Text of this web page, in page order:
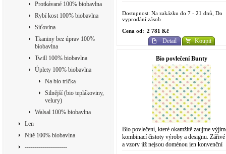
Protkávané 100% biobavlna
Rybí kost 100% biobavlna
Síťovina
Tkaniny bez úprav 100%
biobavlna
Twill 100% biobavlna
Úplety 100% biobavlna
Na bio trička
Silnější (bio teplákoviny,
velury)
Walsal 100% biobavlna
Len
Nitě 100% biobavlna
---------------------
propracovaného...
Dostupnost: Na zakázku do 7 - 21 dnů, Do
vyprodání zásob
Cena od: 2 781 Kč
Detail Koupit
Bio povlečení Bunty
Bio povlečení, které okamžitě zaujme
kombinací čistoty výroby a designu.
a vzory již nejsou doménou jen konvenční